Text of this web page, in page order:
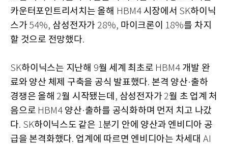
카운터포인트리서치는 올해 HBM4 시장에서 SK하이닉
스가 54%, 삼성전자가 28%, 마이크론이 18%를 차지
할 것으로 전망했다.
SK하이닉스는 지난해 9월 세계 최초로 HBM4 개발 완
료와 양산 체제 구축을 공식 발표했다. 본격 양산·출하
경쟁은 올해 2월 시작됐는데 , 삼성전자가 2월 초 업계 처
음으로 HBM4 양산·출하를 공식화하며 먼저 치고 나갔
다. SK하이닉스도 같은 1분기 안에 양산과 엔비디아 공
급을 본격화했다. 업계에 따르면 엔비디아는 차세대 AI